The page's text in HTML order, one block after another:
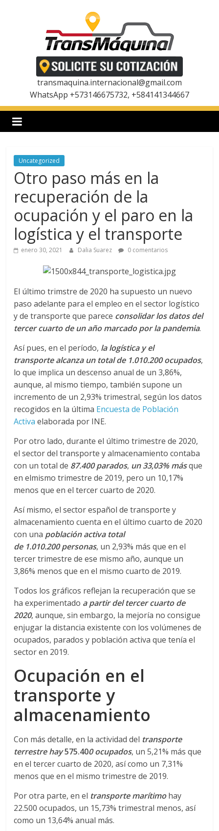
a
s
m
a
q
u
n
a
–
T
r
a
n
s
p
o
r
t
e
d
e
E
q
u
transmaquina.internacional@gmail.com
WhatsApp +573146675732, +584141344667
Uncategorized
Otro paso más en la
recuperación de la
ocupación y el paro en la
logística y el transporte
enero 30, 2021 Dalia Suarez 0 comentarios
El último trimstre de 2020 ha supuesto un nuevo
paso adelante para el empleo en el sector logístico
y de transporte que parece consolidar los datos del
tercer cuarto de un año marcado por la pandemia.
Así pues, en el período, la logística y el
transporte alcanza un total de 1.010.200 ocupados,
lo que implica un descenso anual de un 3,86%,
aunque, al mismo tiempo, también supone un
incremento de un 2,93% trimestral, según los datos
recogidos en la última Encuesta de Población
Activa elaborada por INE.
Por otro lado, durante el último trimestre de 2020,
el sector del transporte y almacenamiento contaba
con un total de 87.400 parados, un 33,03% másque
en elmismo trimestre de 2019, pero un 10,17%
menos que en el tercer cuarto de 2020.
Así mismo, el sector español de transporte y
almacenamiento cuenta en el último cuarto de 2020
con una población activa total
de 1.010.200 personas, un 2,93% más que en el
tercer trimestre de ese mismo año, aunque un
3,86% menos que en el mismo cuarto de 2019.
Todos los gráficos reflejan la recuperación que se
ha experimentado a partir del tercer cuarto de
2020, aunque, sin embargo, la mejoría no consigue
enjugar la distancia existente con los volúmenes de
ocupados, parados y población activa que tenía el
sector en 2019.
Ocupación en el
transporte y
almacenamiento
Con más detalle, en la actividad del transporte
terrestre hay575.400 ocupados, un 5,21% más que
en el tercer cuarto de 2020, así como un 7,31%
menos que en el mismo trimestre de 2019.
Por otra parte, en el transporte marítimohay
22.500 ocupados, un 15,73% trimestral menos, así
como un 13,64% anual más.